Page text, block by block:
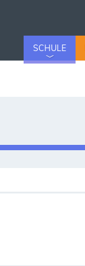
SCHULE